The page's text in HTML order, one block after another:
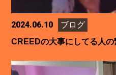
2024.06.10
ブログ
CREEDの大事にしてる人の